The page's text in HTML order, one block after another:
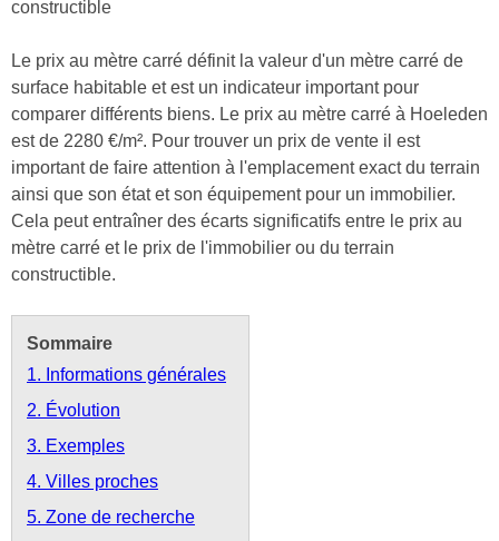
constructible
Le prix au mètre carré définit la valeur d'un mètre carré de
surface habitable et est un indicateur important pour
comparer différents biens. Le prix au mètre carré à Hoeleden
est de 2280 €/m². Pour trouver un prix de vente il est
important de faire attention à l'emplacement exact du terrain
ainsi que son état et son équipement pour un immobilier.
Cela peut entraîner des écarts significatifs entre le prix au
mètre carré et le prix de l'immobilier ou du terrain
constructible.
Sommaire
1. Informations générales
2. Évolution
3. Exemples
4. Villes proches
5. Zone de recherche